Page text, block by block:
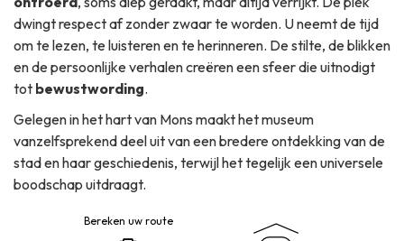
dwingt respect af zonder zwaar te worden. U neemt de tijd
om te lezen, te luisteren en te herinneren. De stilte, de blikken
en de persoonlijke verhalen creëren een sfeer die uitnodigt
tot bewustwording.
Gelegen in het hart van Mons maakt het museum
vanzelfsprekend deel uit van een bredere ontdekking van de
stad en haar geschiedenis, terwijl het tegelijk een universele
boodschap uitdraagt.
Bereken uw route